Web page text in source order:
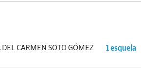
CARMEN SOTO GÓMEZ 1 esquela